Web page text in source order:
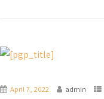
April 7, 2022 admin